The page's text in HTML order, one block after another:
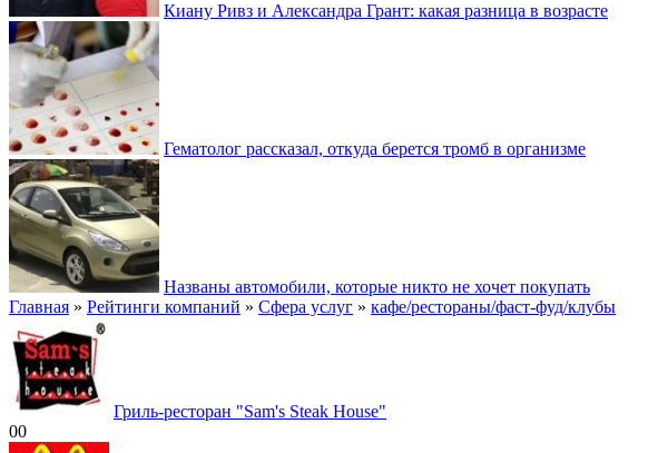
Киану Ривз и Александра Грант: какая разница в возрасте
Гематолог рассказал, откуда берется тромб в организме
Названы автомобили, которые никто не хочет покупать
Главная » Рейтинги компаний » Сфера услуг » кафе/рестораны/фаст-фуд/клубы
Гриль-ресторан "Sam's Steak House"
00